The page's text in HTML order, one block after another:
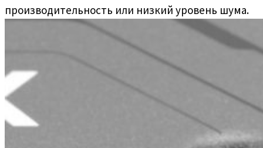
производительность или низкий уровень шума.